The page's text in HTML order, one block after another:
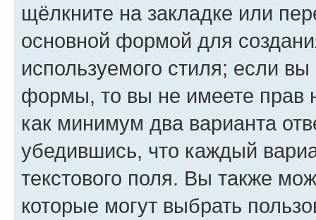
щёлкните на закладке или
основной формой для
используемого стиля; если
формы, то вы не имеете прав
как минимум два варианта
убедившись, что каждый
текстового поля. Вы также
которые могут выбрать